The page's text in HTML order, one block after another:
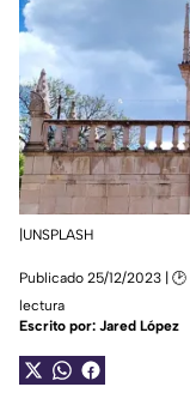
|UNSPLASH
Publicado 25/12/2023 |
lectura
Escrito por: Jared López